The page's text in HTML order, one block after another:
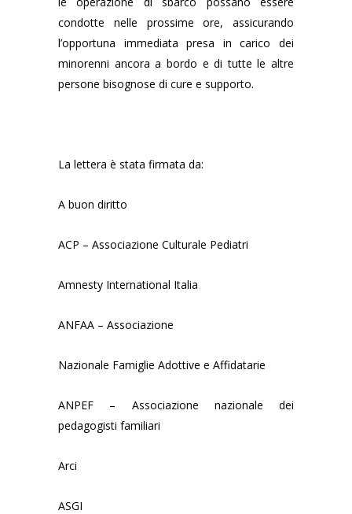
condotte nelle prossime ore, assicurando
l’opportuna immediata presa in carico dei
minorenni ancora a bordo e di tutte le altre
persone bisognose di cure e supporto.
La lettera è stata firmata da:
A buon diritto
ACP – Associazione Culturale Pediatri
Amnesty International Italia
ANFAA – Associazione
Nazionale Famiglie Adottive e Affidatarie
ANPEF – Associazione nazionale dei
pedagogisti familiari
Arci
ASGI